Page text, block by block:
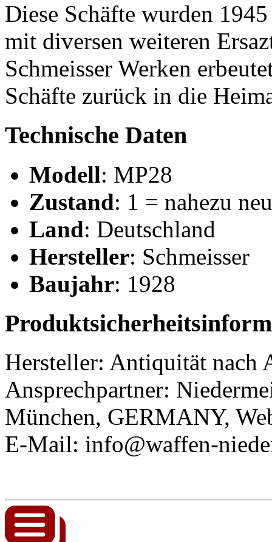
Diese Schäfte wurden
mit diversen weiteren
Schmeisser Werken
Schäfte zurück in die
Technische Daten
Modell: MP28
Zustand: 1 = nahezu
Land: Deutschland
Hersteller: Schmeisser
Baujahr: 1928
Hersteller: Antiquität nach
Ansprechpartner:
München, GERMANY,
E-Mail: info@waffen-